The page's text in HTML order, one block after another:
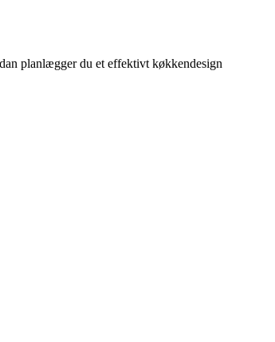
planlægger du et effektivt køkkendesign